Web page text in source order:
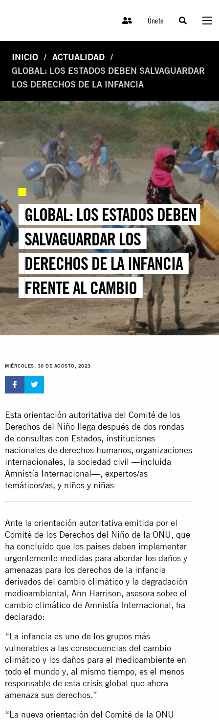
Únete
INICIO
ACTUALIDAD
GLOBAL: LOS ESTADOS DEBEN SALVAGUARDAR
LOS DERECHOS DE LA INFANCIA
GLOBAL: LOS ESTADOS DEBEN
SALVAGUARDAR LOS
DERECHOS DE LA INFANCIA
FRENTE AL CAMBIO
CLIMÁTICO Y LOS DAÑOS
PARA EL MEDIOAMBIENTE –
COMITÉ DE LA ONU
MIÉRCOLES, 30 DE AGOSTO, 2023
Esta orientación autoritativa del Comité de los
Derechos del Niño llega después de dos rondas
de consultas con Estados, instituciones
nacionales de derechos humanos, organizaciones
internacionales, la sociedad civil —incluida
Amnistía Internacional—, expertos/as
temáticos/as, y niños y niñas
Ante la orientación autoritativa emitida por el
Comité de los Derechos del Niño de la ONU, que
ha concluido que los países deben implementar
urgentemente medidas para abordar los daños y
amenazas para los derechos de la infancia
derivados del cambio climático y la degradación
medioambiental, Ann Harrison, asesora sobre el
cambio climático de Amnistía Internacional, ha
declarado:
“La infancia es uno de los grupos más
vulnerables a las consecuencias del cambio
climático y los daños para el medioambiente en
todo el mundo y, al mismo tiempo, es el menos
responsable de esta crisis global que ahora
amenaza sus derechos.”
“La nueva orientación del Comité de la ONU